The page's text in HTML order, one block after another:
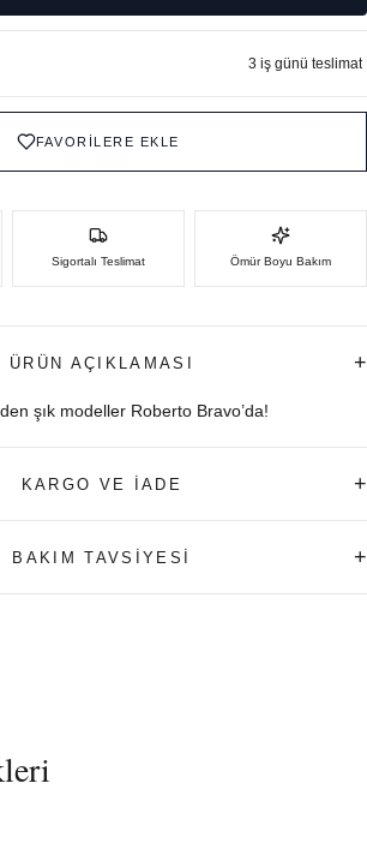
3 iş günü teslimat
FAVORİLERE EKLE
Sigortalı Teslimat Ömür Boyu Bakım
ÜRÜN AÇIKLAMASI +
şık modeller Roberto Bravo’da!
KARGO VE İADE +
BAKIM TAVSİYESİ +